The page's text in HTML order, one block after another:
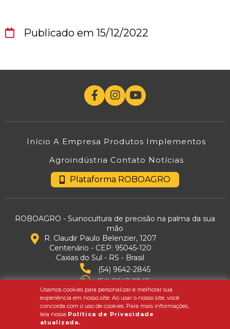
Publicado em 15/12/2022
Início A Empresa Produtos Implementos
Agroindústria Contato Notícias
Plataforma ROBOAGRO
ROBOAGRO - Suinocultura de precisão na palma da sua
mão
R. Claudir Paulo Belenzier, 1207
Centenário - CEP: 95045-120
Caxias do Sul - RS - Brasil
(54) 9642-2845
(54) 9642-2845
contato@roboagro.com.br
Política de Privacidade
Usamos cookies para personalizar e melhorar sua
experiência em nosso site. Ao usar o nosso site, você
concorda com o uso de cookies. Para mais informações,
leia nossa Política de Privacidade
atualizada.